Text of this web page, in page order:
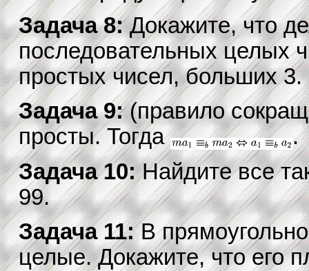
Задача 8:Докажите, что
последовательных целых
простых чисел, больших 3.
Задача 9:(правило
просты. Тогда
.
Задача 10:Найдите все
99.
Задача 11:В
целые. Докажите, что его